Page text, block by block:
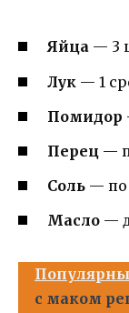
Яйца — 3
Лук — 1
Помидор
Перец —
Соль — по
Масло —
с маком